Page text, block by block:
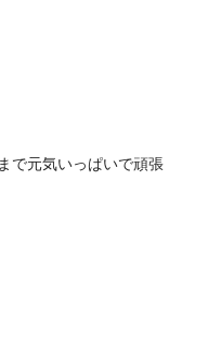
で元気いっぱいで頑張